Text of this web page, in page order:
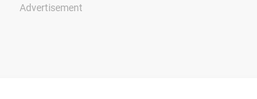
Advertisement